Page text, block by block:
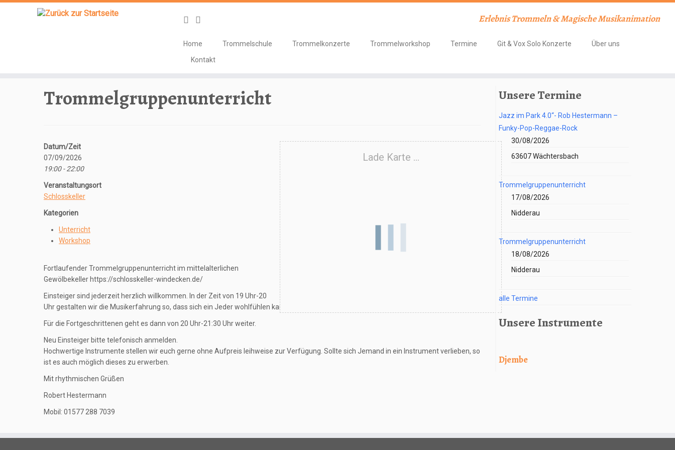
Erlebnis Trommeln & Magische Musikanimation
Home Trommelschule Trommelkonzerte Trommelworkshop Termine Git & Vox Solo Konzerte
Über uns
Kontakt
Trommelgruppenunterricht
Lade Karte ...
Datum/Zeit
07/09/2026
19:00 - 22:00
Veranstaltungsort
Schlosskeller
Kategorien
Unterricht
Workshop
Fortlaufender Trommelgruppenunterricht im mittelalterlichen
Gewölbekeller https://schlosskeller-windecken.de/
Einsteiger sind jederzeit herzlich willkommen. In der Zeit von 19 Uhr-20
Uhr gestalten wir die Musikerfahrung so, dass sich ein Jeder wohlfühlen kann.
Für die Fortgeschrittenen geht es dann von 20 Uhr-21:30 Uhr weiter.
Neu Einsteiger bitte telefonisch anmelden.
Hochwertige Instrumente stellen wir euch gerne ohne Aufpreis leihweise zur Verfügung. Sollte sich Jemand in ein Instrument verlieben, so
ist es auch möglich dieses zu erwerben.
Mit rhythmischen Grüßen
Robert Hestermann
Mobil: 01577 288 7039
Unsere Termine
Jazz im Park 4.0“- Rob Hestermann –
Funky-Pop-Reggae-Rock
30/08/2026
63607 Wächtersbach
Trommelgruppenunterricht
17/08/2026
Nidderau
Trommelgruppenunterricht
18/08/2026
Nidderau
alle Termine
Unsere Instrumente
Djembe